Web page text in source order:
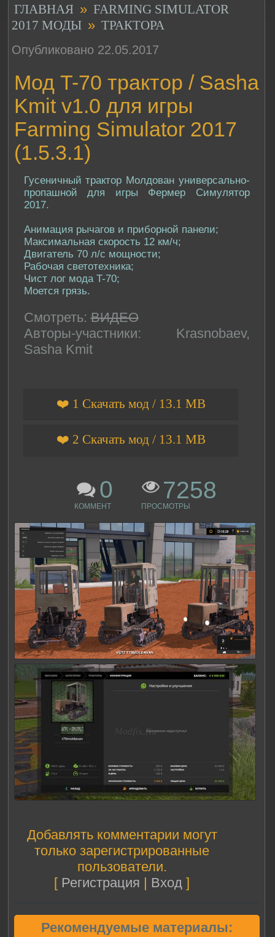
ГЛАВНАЯ » FARMING SIMULATOR
2017 МОДЫ » ТРАКТОРА
Опубликовано 22.05.2017
Мод T-70 трактор / Sasha
Kmit v1.0 для игры
Farming Simulator 2017
(1.5.3.1)
Гусеничный трактор Молдован универсально-
пропашной для игры Фермер Симулятор
2017.
Анимация рычагов и приборной панели;
Максимальная скорость 12 км/ч;
Двигатель 70 л/c мощности;
Рабочая светотехника;
Чист лог мода T-70;
Моется грязь.
Смотреть: ВИДЕО
Авторы-участники: Krasnobaev,
Sasha Kmit
❤️ 1 Скачать мод / 13.1 MB
❤️ 2 Скачать мод / 13.1 MB
0
КОММЕНТ
7258
ПРОСМОТРЫ
Добавлять комментарии могут
только зарегистрированные
пользователи.
[ Регистрация | Вход ]
Рекомендуемые материалы: